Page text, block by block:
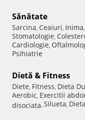
Sănătate
Sarcina, Ceaiuri, Inima,
Stomatologie,
Cardiologie,
Psihiatrie
Dietă & Fitness
Diete, Fitness, Dieta
Aerobic, Exercitii
disociata, Silueta,